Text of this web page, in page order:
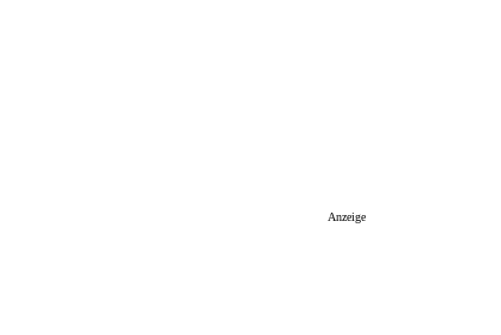
Anzeige